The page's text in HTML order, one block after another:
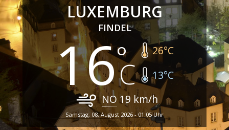
LUXEMBURG
FINDEL
16 26°C
13°C
NO 19 km/h
Samstag, 08. August 2026 - 01:05 Uhr